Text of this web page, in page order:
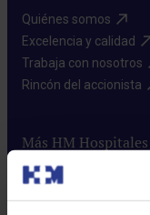
Quiénes somos​
Excelencia y calidad​
Trabaja con nosotros​
Rincón del accionista​
Más HM Hospitales
Fundación HM​
Centro Universitario